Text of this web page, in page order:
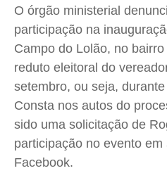
O órgão ministerial
participação na
Campo do Lolão, no
reduto eleitoral do
setembro, ou seja,
Consta nos autos do
sido uma solicitação de
participação no evento
Facebook.